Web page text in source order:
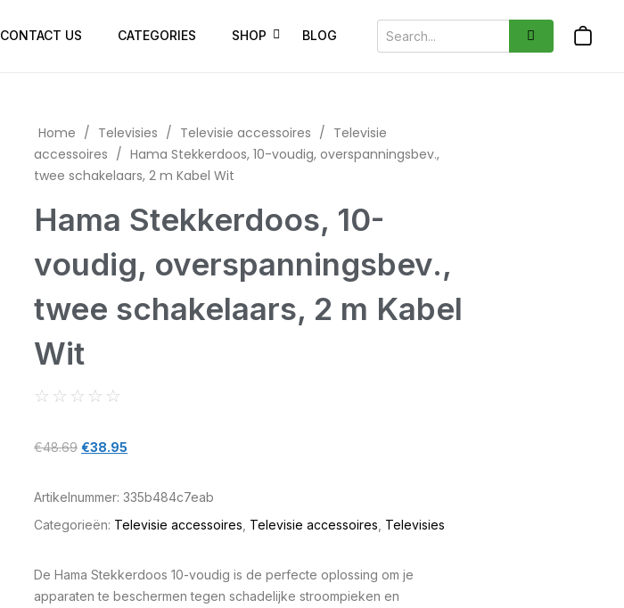
CONTACT US CATEGORIES SHOP BLOG
Home / Televisies / Televisie accessoires / Televisie
accessoires / Hama Stekkerdoos, 10-voudig, overspanningsbev.,
twee schakelaars, 2 m Kabel Wit
Hama Stekkerdoos, 10-
voudig, overspanningsbev.,
twee schakelaars, 2 m Kabel
Wit
☆ ☆ ☆ ☆ ☆
€48.69 €38.95
Artikelnummer: 335b484c7eab
Categorieën: Televisie accessoires Televisie accessoires Televisies
De Hama Stekkerdoos 10-voudig is de perfecte oplossing om je
apparaten te beschermen tegen schadelijke stroompieken en